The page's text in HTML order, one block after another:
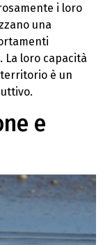
i loro
una
loro capacità
è un
e